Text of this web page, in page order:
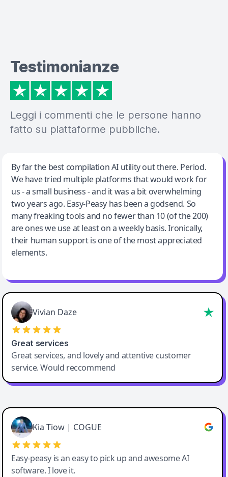
Testimonianze
Leggi i commenti che le persone hanno
fatto su piattaforme pubbliche.
Jeff Wilson
By far the best compilation AI utility
By far the best compilation AI utility out there. Period.
We have tried multiple platforms that would work for
us - a small business - and it was a bit overwhelming
two years ago. Easy-Peasy has been a godsend. So
many freaking tools and no fewer than 10 (of the 200)
are ones we use at least on a weekly basis. Ironically,
their human support is one of the most appreciated
elements.
Vivian Daze
Great services
Great services, and lovely and attentive customer
service. Would reccommend
Cody Crabb
Great service, Best AI tool
Kia Tiow | COGUE
Easy-peasy is an easy to pick up and awesome AI
software. I love it.